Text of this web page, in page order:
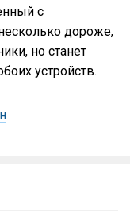
с
дороже,
но станет
устройств.